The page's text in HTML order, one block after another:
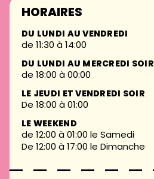
HORAIRES
DU LUNDI AU VENDREDI
de 11:30 à 14:00
DU LUNDI AU MERCREDI SOIR
de 18:00 à 00:00
LE JEUDI ET VENDREDI SOIR
De 18:00 à 01:00
LE WEEKEND
de 12:00 à 01:00 le Samedi
De 12:00 à 17:00 le Dimanche